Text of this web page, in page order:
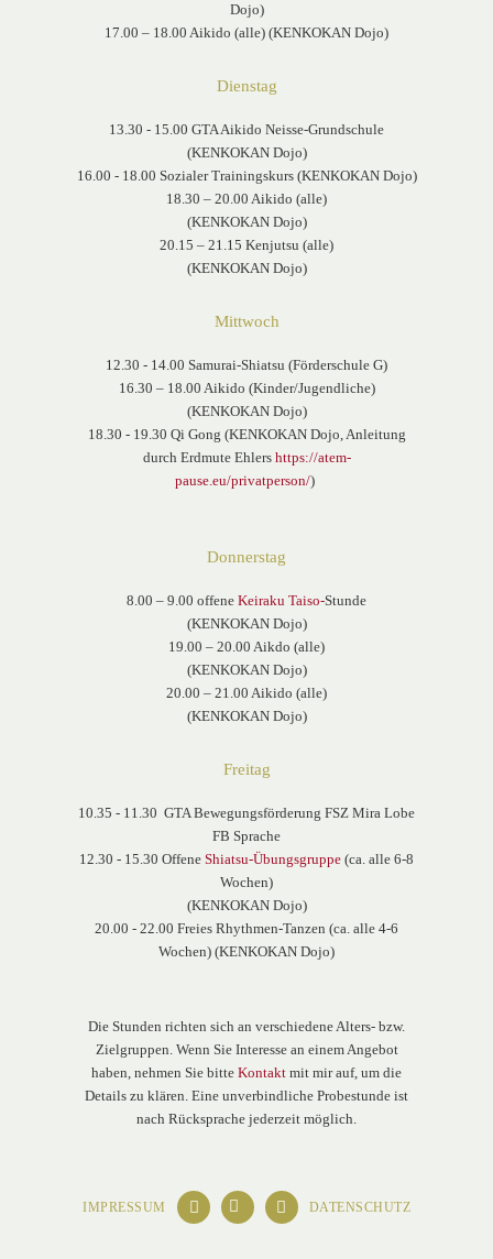
Dojo)
17.00 – 18.00 Aikido (alle) (KENKOKAN Dojo)
Dienstag
13.30 - 15.00 GTA Aikido Neisse-Grundschule
(KENKOKAN Dojo)
16.00 - 18.00 Sozialer Trainingskurs (KENKOKAN Dojo)
18.30 – 20.00 Aikido (alle)
(KENKOKAN Dojo)
20.15 – 21.15 Kenjutsu (alle)
(KENKOKAN Dojo)
Mittwoch
12.30 - 14.00 Samurai-Shiatsu (Förderschule G)
16.30 – 18.00 Aikido (Kinder/Jugendliche)
(KENKOKAN Dojo)
18.30 - 19.30 Qi Gong (KENKOKAN Dojo, Anleitung
durch Erdmute Ehlers https://atem-
pause.eu/privatperson/)
Donnerstag
8.00 – 9.00 offene Keiraku Taiso-Stunde
(KENKOKAN Dojo)
19.00 – 20.00 Aikdo (alle)
(KENKOKAN Dojo)
20.00 – 21.00 Aikido (alle)
(KENKOKAN Dojo)
Freitag
10.35 - 11.30 GTA Bewegungsförderung FSZ Mira Lobe
FB Sprache
12.30 - 15.30 Offene Shiatsu-Übungsgruppe (ca. alle 6-8
Wochen)
(KENKOKAN Dojo)
20.00 - 22.00 Freies Rhythmen-Tanzen (ca. alle 4-6
Wochen) (KENKOKAN Dojo)
Die Stunden richten sich an verschiedene Alters- bzw.
Zielgruppen. Wenn Sie Interesse an einem Angebot
haben, nehmen Sie bitte Kontakt mit mir auf, um die
Details zu klären. Eine unverbindliche Probestunde ist
nach Rücksprache jederzeit möglich.
IMPRESSUM DATENSCHUTZ